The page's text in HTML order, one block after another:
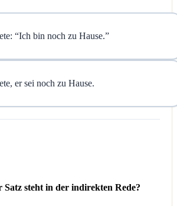
“Ich bin noch zu Hause.”
er sei noch zu Hause.
Satz steht in der indirekten Rede?